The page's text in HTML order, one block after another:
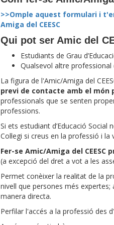
>>Omple aquest formulari i
Amiga del CEESC
Qui pot ser Amic del
Estudiants de Grau
Qualsevol altre professional
La figura de l'Amic/Amiga del
previ de contacte amb el
professionals que se senten
professions.
Si ets estudiant d’Educació
Col·legi si creus en la professió i
Fer-se Amic/Amiga del CEESC
(a excepció del dret a vot a les
Permet conèixer la realitat de la
nivell que persones més
manera directa.
Perfilar l'accés a la professió des